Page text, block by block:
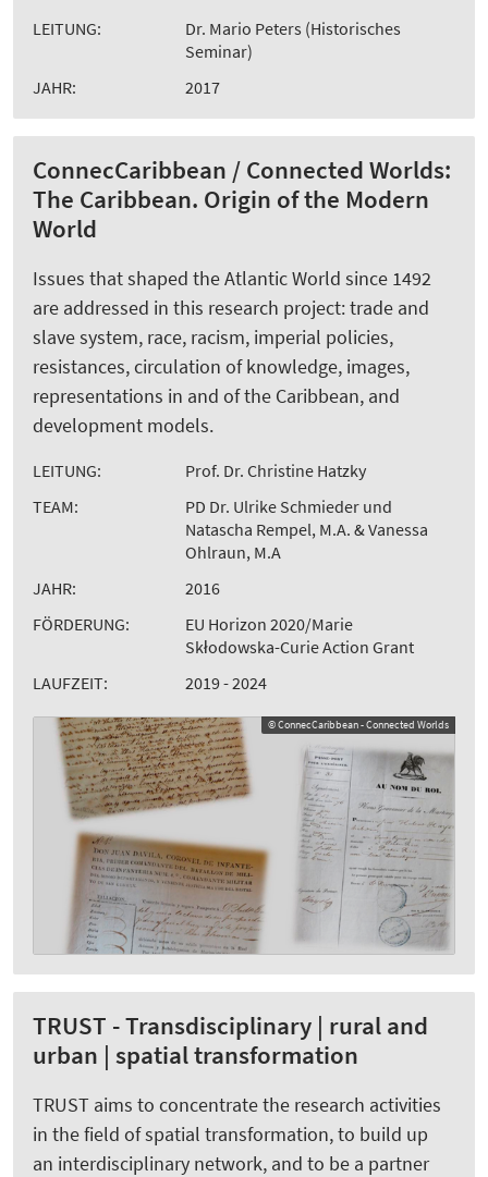
LEITUNG:
Dr. Mario Peters (Historisches
Seminar)
JAHR:
2017
ConnecCaribbean / Connected Worlds:
The Caribbean. Origin of the Modern
World
Issues that shaped the Atlantic World since 1492
are addressed in this research project: trade and
slave system, race, racism, imperial policies,
resistances, circulation of knowledge, images,
representations in and of the Caribbean, and
development models.
LEITUNG:
Prof. Dr. Christine Hatzky
TEAM:
PD Dr. Ulrike Schmieder und
Natascha Rempel, M.A. & Vanessa
Ohlraun, M.A
JAHR:
2016
FÖRDERUNG:
EU Horizon 2020/Marie
Skłodowska-Curie Action Grant
LAUFZEIT:
2019 - 2024
© ConnecCaribbean - Connected Worlds
TRUST - Transdisciplinary | rural and
urban | spatial transformation
TRUST aims to concentrate the research activities
in the field of spatial transformation, to build up
an interdisciplinary network, and to be a partner